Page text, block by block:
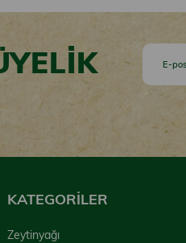
KATEGORİLER
Zeytinyağı